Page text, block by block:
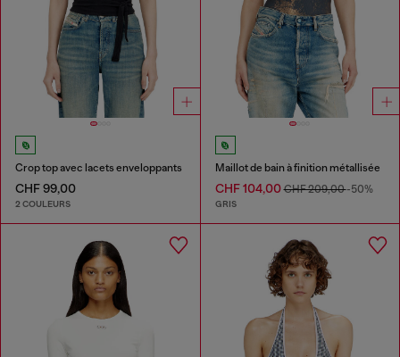
Crop top avec lacets enveloppants
CHF 99,00
2 COULEURS
Maillot de bain à finition métallisée
CHF 104,00CHF 209,00-50%
GRIS